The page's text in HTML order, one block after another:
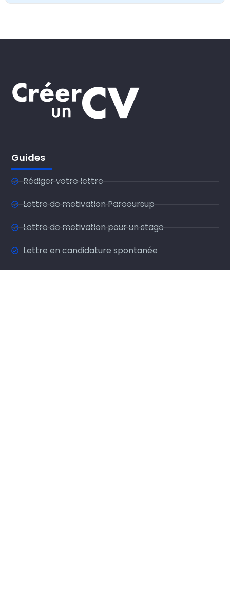
Guides
Rédiger votre lettre
Lettre de motivation Parcoursup
Lettre de motivation pour un stage
Lettre en candidature spontanée
Les formules de poitesse